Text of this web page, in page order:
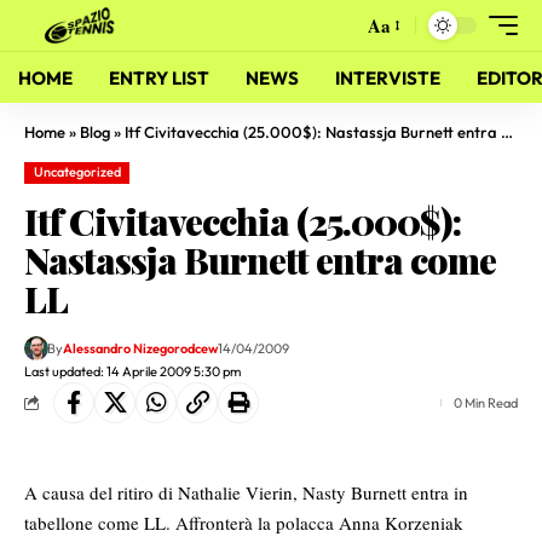
Aa
HOME ENTRY LIST NEWS INTERVISTE
Home» Blog» Itf Civitavecchia (25.000$): Nastassja Burnett entra come LL
Uncategorized
Itf Civitavecchia (25.000$):
Nastassja Burnett entra come
LL
Last updated: 14 Aprile 2009 5:30 pm
ByAlessandro Nizegorodcew14/04/2009
0 Min Read
A causa del ritiro di Nathalie Vierin, Nasty Burnett entra in
tabellone come LL. Affronterà la polacca Anna Korzeniak